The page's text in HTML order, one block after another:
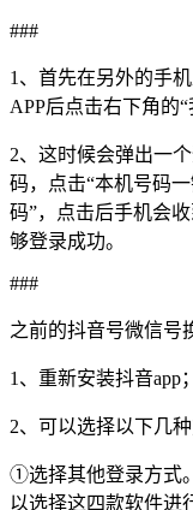
###
1、首先在另外的手
APP后点击右下角的“
2、这时候会弹出一
码，点击“本机号码
码”，点击后手机会
够登录成功。
###
之前的抖音号微信号
1、重新安装抖音app
2、可以选择以下几种
①选择其他登录方式
以选择这四款软件进